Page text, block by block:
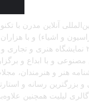
بین‌المللی آنلاین
و اشیاء) و با
در کل جهان می‌باشد، که باتجربهٔ
و با ابداع و
هنر و هنرمندان،
و بزرگترین رسانه
لیلیت همچنین